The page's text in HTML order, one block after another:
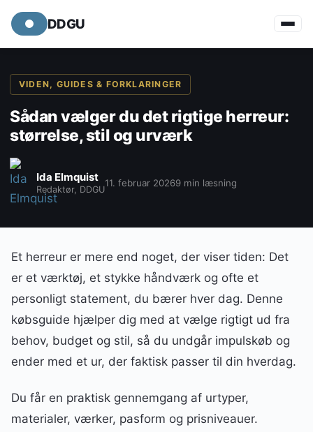
DDGU
VIDEN, GUIDES & FORKLARINGER
Sådan vælger du det rigtige herreur:
størrelse, stil og urværk
Ida Elmquist
Redaktør, DDGU
11. februar 20269 min læsning
Et herreur er mere end noget, der viser tiden: Det
er et værktøj, et stykke håndværk og ofte et
personligt statement, du bærer hver dag. Denne
købsguide hjælper dig med at vælge rigtigt ud fra
behov, budget og stil, så du undgår impulskøb og
ender med et ur, der faktisk passer til din hverdag.
Du får en praktisk gennemgang af urtyper,
materialer, værker, pasform og prisniveauer.